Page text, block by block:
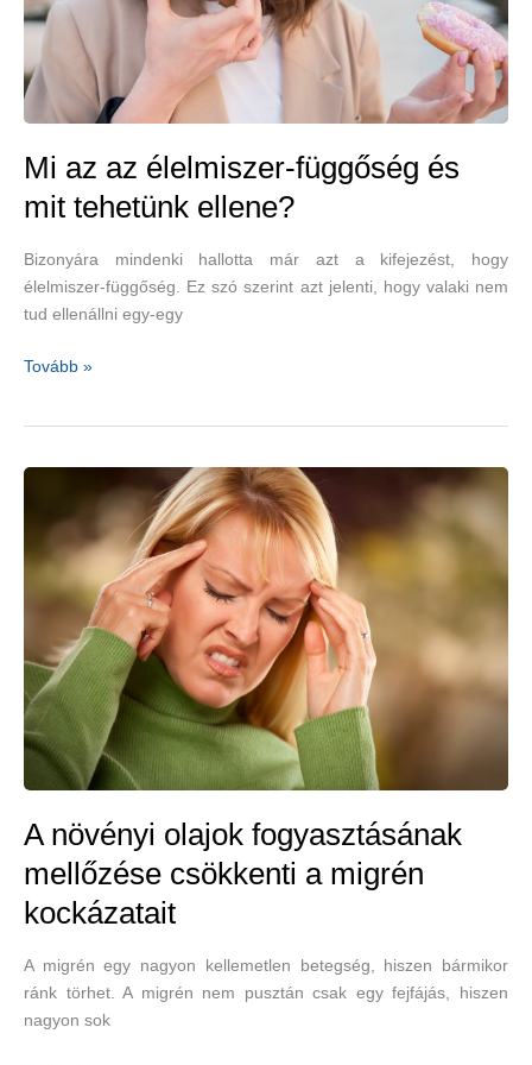
Mi az az élelmiszer-függőség és
mit tehetünk ellene?
Bizonyára mindenki hallotta már azt a kifejezést, hogy
élelmiszer-függőség. Ez szó szerint azt jelenti, hogy valaki nem
tud ellenállni egy-egy
Mi
függőség
tehetünk
ellene?
Tovább »
A növényi olajok fogyasztásának
mellőzése csökkenti a migrén
kockázatait
A migrén egy nagyon kellemetlen betegség, hiszen bármikor
ránk törhet. A migrén nem pusztán csak egy fejfájás, hiszen
nagyon sok